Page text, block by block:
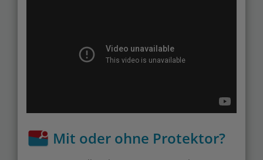
Mit oder ohne Protektor?